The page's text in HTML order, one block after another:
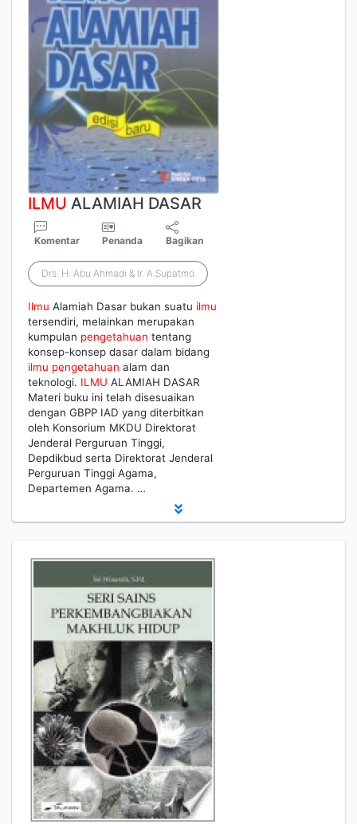
ILMU ALAMIAH DASAR
Komentar Penanda Bagikan
Drs. H. Abu Ahmadi & Ir. A.Supatmo
Ilmu Alamiah Dasar bukan suatu ilmu
tersendiri, melainkan merupakan
kumpulan pengetahuan tentang
konsep-konsep dasar dalam bidang
ilmu pengetahuan alam dan
teknologi. ILMU ALAMIAH DASAR
Materi buku ini telah disesuaikan
dengan GBPP IAD yang diterbitkan
oleh Konsorium MKDU Direktorat
Jenderal Perguruan Tinggi,
Depdikbud serta Direktorat Jenderal
Perguruan Tinggi Agama,
Departemen Agama. …